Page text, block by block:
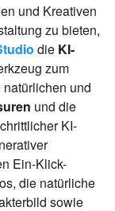
und Kreativen
zu bieten,
die KI-
zum
und
und die
KI-
Ein-Klick-
die natürliche
sowie